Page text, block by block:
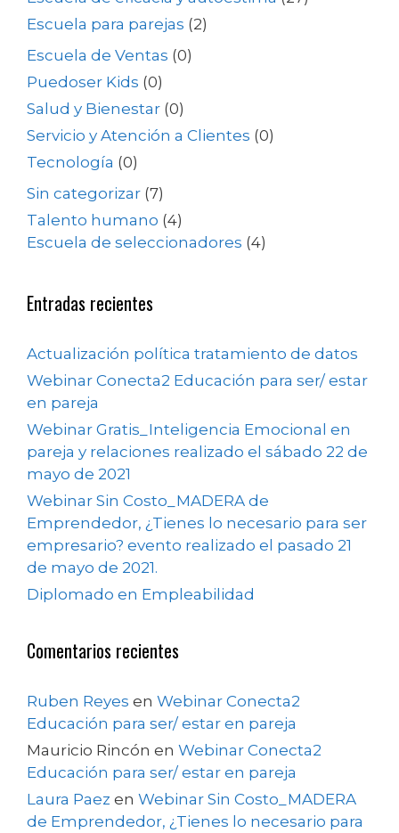
Escuela para parejas (2)
Escuela de Ventas (0)
Puedoser Kids (0)
Salud y Bienestar (0)
Servicio y Atención a Clientes (0)
Tecnología (0)
Sin categorizar (7)
Talento humano (4)
Escuela de seleccionadores (4)
Entradas recientes
Actualización política tratamiento de datos
Webinar Conecta2 Educación para ser/ estar
en pareja
Webinar Gratis_Inteligencia Emocional en
pareja y relaciones realizado el sábado 22 de
mayo de 2021
Webinar Sin Costo_MADERA de
Emprendedor, ¿Tienes lo necesario para ser
empresario? evento realizado el pasado 21
de mayo de 2021.
Diplomado en Empleabilidad
Comentarios recientes
Ruben Reyes en Webinar Conecta2
Educación para ser/ estar en pareja
Mauricio Rincón en Webinar Conecta2
Educación para ser/ estar en pareja
Laura Paez en Webinar Sin Costo_MADERA
de Emprendedor, ¿Tienes lo necesario para